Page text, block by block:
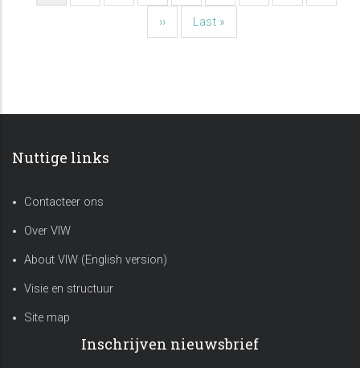
Volgende
››
Laatste
Last »
Nuttige links
Contacteer ons
Over VIW
About VIW (English version)
Visie en structuur
Site map
Inschrijven nieuwsbrief